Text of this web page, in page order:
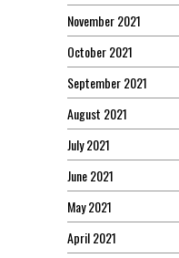
November 2021
October 2021
September 2021
August 2021
July 2021
June 2021
May 2021
April 2021